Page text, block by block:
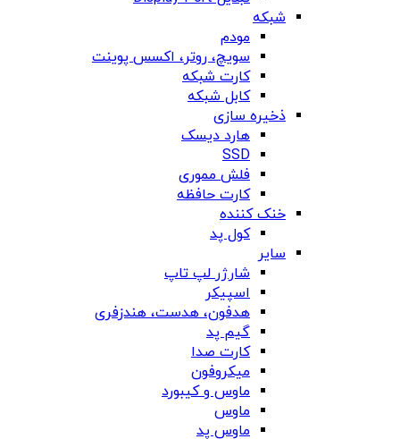
شبکه
مودم
سویچ، روتر، اکسس پوینت
کارت شبکه
کابل شبکه
ذخیره سازی
هارد دیسک
SSD
فلش مموری
کارت حافظه
خنک کننده
کول پد
سایر
شارژر لپ تاپ
اسپیکر
هدفون، هدست، هندزفری
گیم پد
کارت صدا
میکروفون
ماوس و کیبورد
ماوس
ماوس پد